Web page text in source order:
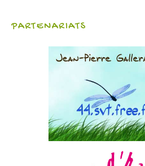
PARTENARIATS